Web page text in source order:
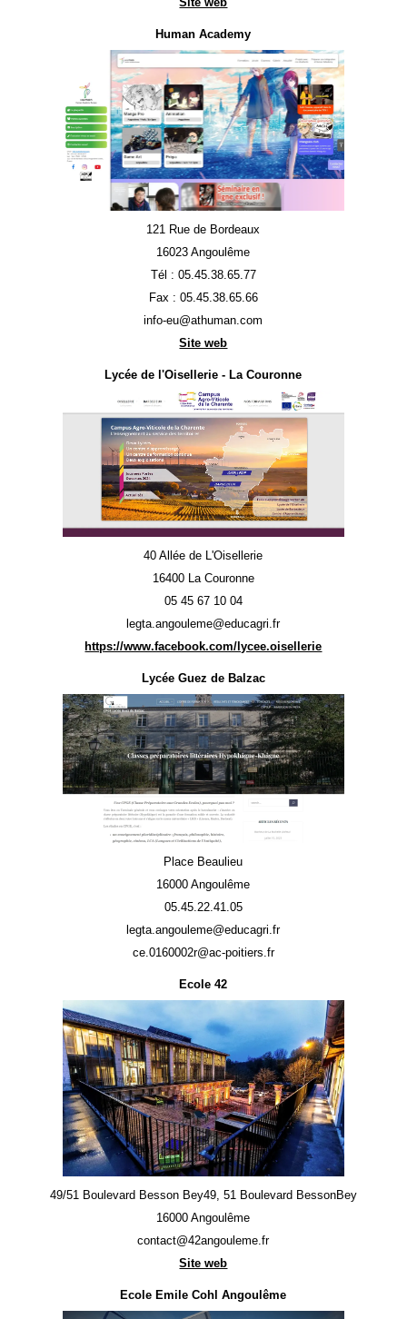
Human Academy
121 Rue de Bordeaux
16023 Angoulême
Tél : 05.45.38.65.77
Fax : 05.45.38.65.66
info-eu@athuman.com
Site web
Lycée de l'Oisellerie - La Couronne
40 Allée de L'Oisellerie
16400 La Couronne
05 45 67 10 04
legta.angouleme@educagri.fr
https://www.facebook.com/lycee.oisellerie
Lycée Guez de Balzac
Place Beaulieu
16000 Angoulême
05.45.22.41.05
legta.angouleme@educagri.fr
ce.0160002r@ac-poitiers.fr
Ecole 42
49/51 Boulevard Besson Bey49, 51 Boulevard BessonBey
16000 Angoulême
contact@42angouleme.fr
Site web
Ecole Emile Cohl Angoulême